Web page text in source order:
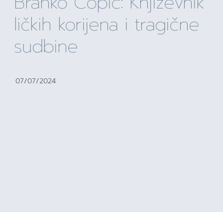
ličkih korijena i tragične
sudbine
07/07/2024